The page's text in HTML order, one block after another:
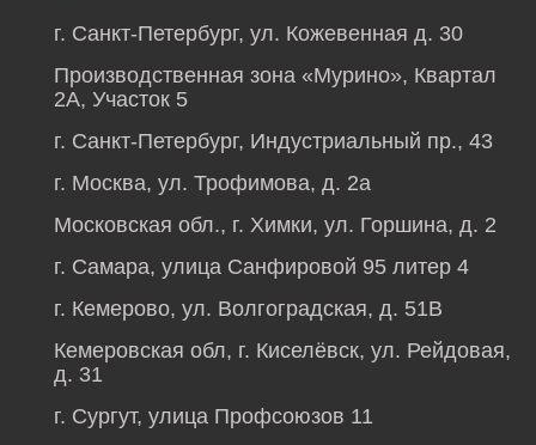
г. Санкт-Петербург, ул. Кожевенная д. 30
Производственная зона «Мурино», Квартал
2А, Участок 5
г. Санкт-Петербург, Индустриальный пр., 43
г. Москва, ул. Трофимова, д. 2а
Московская обл., г. Химки, ул. Горшина, д. 2
г. Самара, улица Санфировой 95 литер 4
г. Кемерово, ул. Волгоградская, д. 51В
Кемеровская обл, г. Киселёвск, ул. Рейдовая,
д. 31
г. Сургут, улица Профсоюзов 11